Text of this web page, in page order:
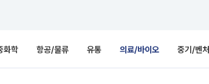
화학 항공/물류 유통 의료/바이오 중기/벤처